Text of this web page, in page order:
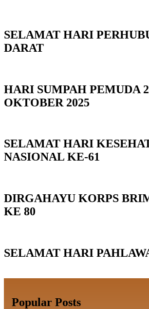
SELAMAT HARI
DARAT
HARI SUMPAH PEMUDA
OKTOBER 2025
SELAMAT HARI
NASIONAL KE-61
DIRGAHAYU KORPS
KE 80
SELAMAT HARI
Popular Posts